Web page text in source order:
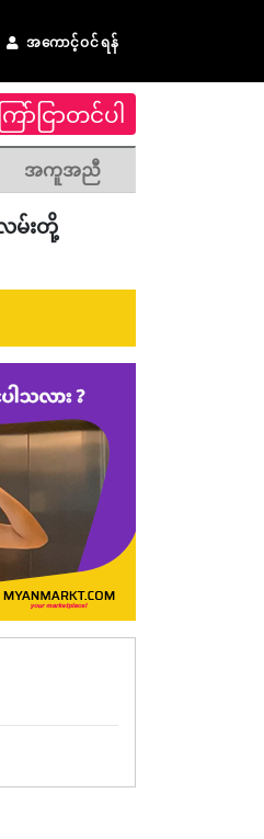
အကောင့်ဝင်ရန်
ာ်ငြာတင်ပါ
အကူအညီ
လမ်းတို့